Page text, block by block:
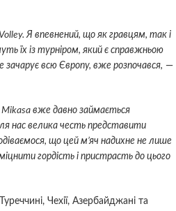
Я впевнений, що як гравцям, так і
їх із турніром, який є справжньою
зачарує всю Європу, вже розпочався, —
вже давно займається
нас велика честь представити
що цей м’яч надихне не лише
гордість і пристрасть до цього
Чехії, Азербайджані та